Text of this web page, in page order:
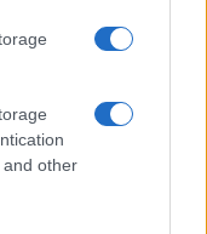
other